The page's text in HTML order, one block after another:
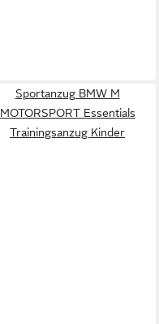
Sportanzug BMW M
MOTORSPORT Essentials
Trainingsanzug Kinder